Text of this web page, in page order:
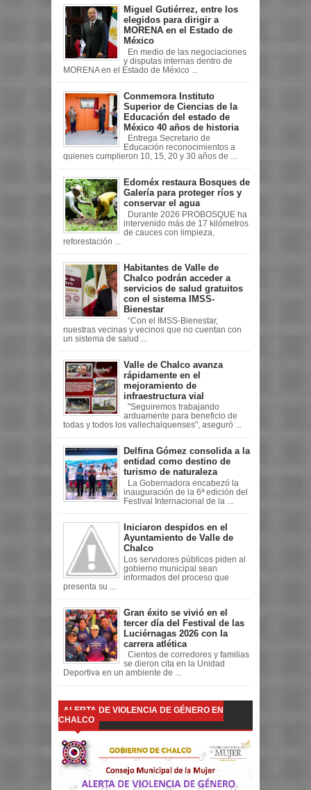
Miguel Gutiérrez, entre los
elegidos para dirigir a
MORENA en el Estado de
México
En medio de las negociaciones
y disputas internas dentro de
MORENA en el Estado de México ...
Conmemora Instituto
Superior de Ciencias de la
Educación del estado de
México 40 años de historia
Entrega Secretario de
Educación reconocimientos a
quienes cumplieron 10, 15, 20 y 30 años de ...
Edoméx restaura Bosques de
Galería para proteger ríos y
conservar el agua
Durante 2026 PROBOSQUE ha
intervenido más de 17 kilómetros
de cauces con limpieza,
reforestación ...
Habitantes de Valle de
Chalco podrán acceder a
servicios de salud gratuitos
con el sistema IMSS-
Bienestar
“Con el IMSS-Bienestar,
nuestras vecinas y vecinos que no cuentan con
un sistema de salud ...
Valle de Chalco avanza
rápidamente en el
mejoramiento de
infraestructura vial
"Seguiremos trabajando
arduamente para beneficio de
todas y todos los vallechalquenses", aseguró ...
Delfina Gómez consolida a la
entidad como destino de
turismo de naturaleza
La Gobernadora encabezó la
inauguración de la 6ª edición del
Festival Internacional de la ...
Iniciaron despidos en el
Ayuntamiento de Valle de
Chalco
Los servidores públicos piden al
gobierno municipal sean
informados del proceso que
presenta su ...
Gran éxito se vivió en el
tercer día del Festival de las
Luciérnagas 2026 con la
carrera atlética
Cientos de corredores y familias
se dieron cita en la Unidad
Deportiva en un ambiente de ...
ALERTA DE VIOLENCIA DE GÉNERO EN
CHALCO